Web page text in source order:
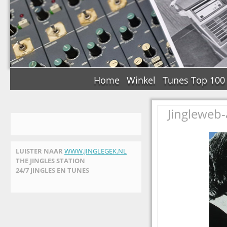
Home Winkel Tunes Top 100
LUISTER NAAR WWW.JINGLEGEK.NL
THE JINGLES STATION
24/7 JINGLES EN TUNES